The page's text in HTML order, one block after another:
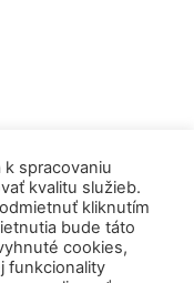
spracovaniu
kvalitu služieb.
kliknutím
bude táto
cookies,
funkcionality